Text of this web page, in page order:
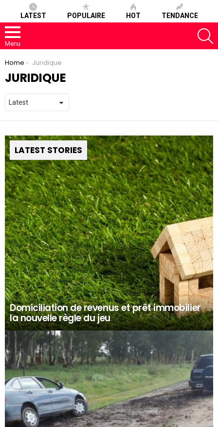
LATEST POPULAIRE HOT TENDANCE
Menu
You are here:
Home Juridique
JURIDIQUE
LATEST STORIES
Domiciliation de revenus et prêt immobilier
la nouvelle règle du jeu